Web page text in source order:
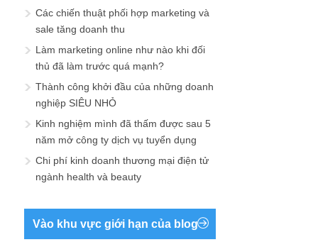
Các chiến thuật phối hợp marketing và
sale tăng doanh thu
Làm marketing online như nào khi đối
thủ đã làm trước quá mạnh?
Thành công khởi đầu của những doanh
nghiệp SIÊU NHỎ
Kinh nghiệm mình đã thấm được sau 5
năm mở công ty dịch vụ tuyển dụng
Chi phí kinh doanh thương mại điện tử
ngành health và beauty
Vào khu vực giới hạn của blog